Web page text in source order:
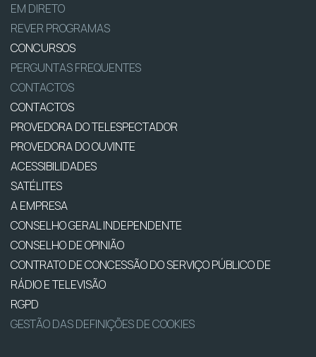
EM DIRETO
REVER PROGRAMAS
CONCURSOS
PERGUNTAS FREQUENTES
CONTACTOS
CONTACTOS
PROVEDORA DO TELESPECTADOR
PROVEDORA DO OUVINTE
ACESSIBILIDADES
SATÉLITES
A EMPRESA
CONSELHO GERAL INDEPENDENTE
CONSELHO DE OPINIÃO
CONTRATO DE CONCESSÃO DO SERVIÇO PÚBLICO DE
RÁDIO E TELEVISÃO
RGPD
GESTÃO DAS DEFINIÇÕES DE COOKIES